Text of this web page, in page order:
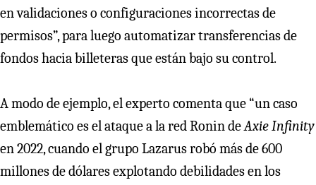
en validaciones o configuraciones incorrectas de
permisos”, para luego automatizar transferencias de
fondos hacia billeteras que están bajo su control.
A modo de ejemplo, el experto comenta que “un caso
emblemático es el ataque a la red Ronin deAxie Infinity
en 2022, cuando el grupo Lazarus robó más de 600
millones de dólares explotando debilidades en los